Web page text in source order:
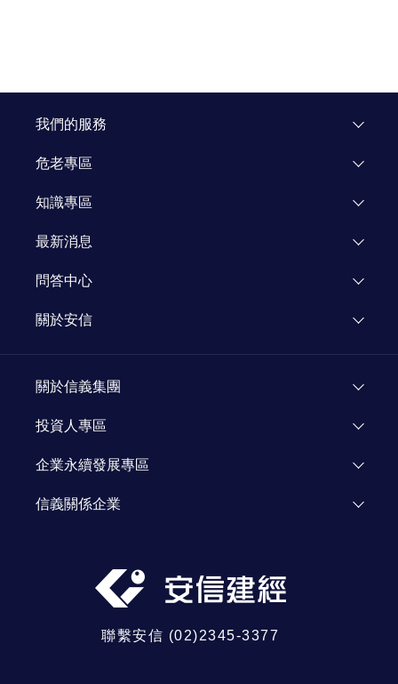
我們的服務
危老專區
專區介紹
企業專區
知識專區
市場研究
最新消息
活動公告
新聞專欄
問答中心
關於安信
關於安信
顧問團隊
關於信義集團
了解信義
資源網站
投資人專區
投資人資訊
企業永續發展專區
企業永續發展
信義關係企業
聯繫安信 (02)2345-3377